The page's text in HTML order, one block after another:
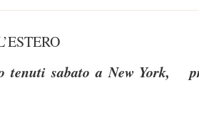
tenuti sabato a New York,